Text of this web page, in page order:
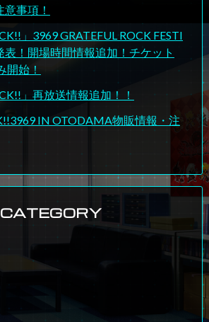
事項！
」3969 GRATEFUL ROCK FESTI
表！開場時間情報追加！チケット
開始！
」再放送情報追加！！
IN OTODAMA物販情報・注
CATEGORY